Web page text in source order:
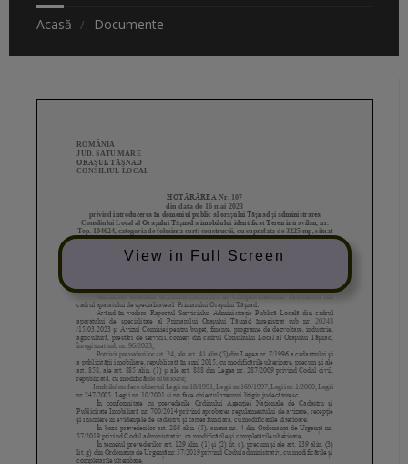
Acasă Documente
View in Full Screen